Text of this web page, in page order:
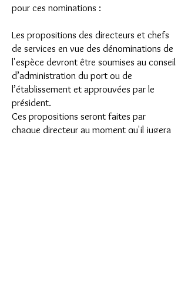
pour ces nominations :
Les propositions des directeurs et chefs
de services en vue des dénominations de
l'espèce devront être soumises au conseil
d’administration du port ou de
l’établissement et approuvées par le
président.
Ces propositions seront faites par
chaque directeur au moment qu'il jugera